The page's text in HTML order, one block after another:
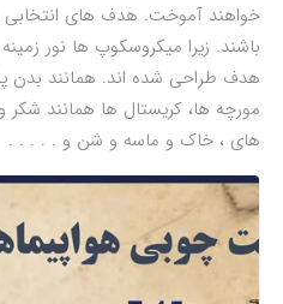
خواهند آموخت. هدف های انتخابی
باشند. زیرا میکروسکوپ ها نور
هدف طراحی شده اند. همانند
مورچه ها، کریستال ها همانند
های ، خاک و ماسه و شن و . . . . .